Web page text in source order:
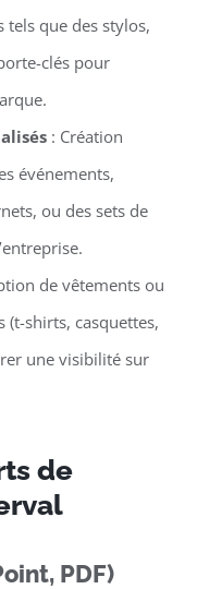
que des stylos,
clés pour
: Création
événements,
ou des sets de
de vêtements ou
(t-shirts, casquettes,
une visibilité sur
de
PDF)